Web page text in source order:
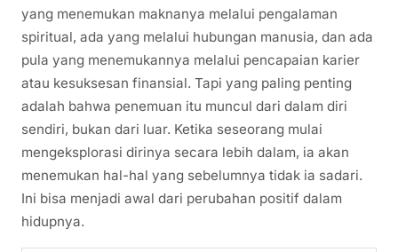
yang menemukan maknanya melalui pengalaman
spiritual, ada yang melalui hubungan manusia, dan ada
pula yang menemukannya melalui pencapaian karier
atau kesuksesan finansial. Tapi yang paling penting
adalah bahwa penemuan itu muncul dari dalam diri
sendiri, bukan dari luar. Ketika seseorang mulai
mengeksplorasi dirinya secara lebih dalam, ia akan
menemukan hal-hal yang sebelumnya tidak ia sadari.
Ini bisa menjadi awal dari perubahan positif dalam
hidupnya.